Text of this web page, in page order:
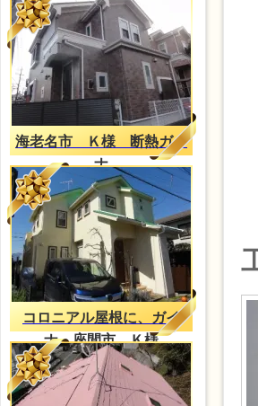
海老名市 Ｋ様 断熱ガイ
ナ
コロニアル屋根に、ガイ
ナ。座間市、Ｋ様